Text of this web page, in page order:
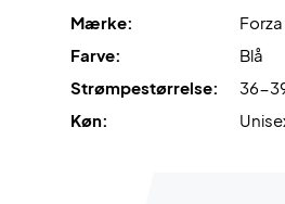
Mærke:
Forza
Farve:
Blå
Strømpestørrelse:
36-
Køn: